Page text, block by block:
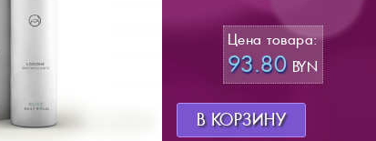
Цена товара:
93.80BYN
В КОРЗИНУ